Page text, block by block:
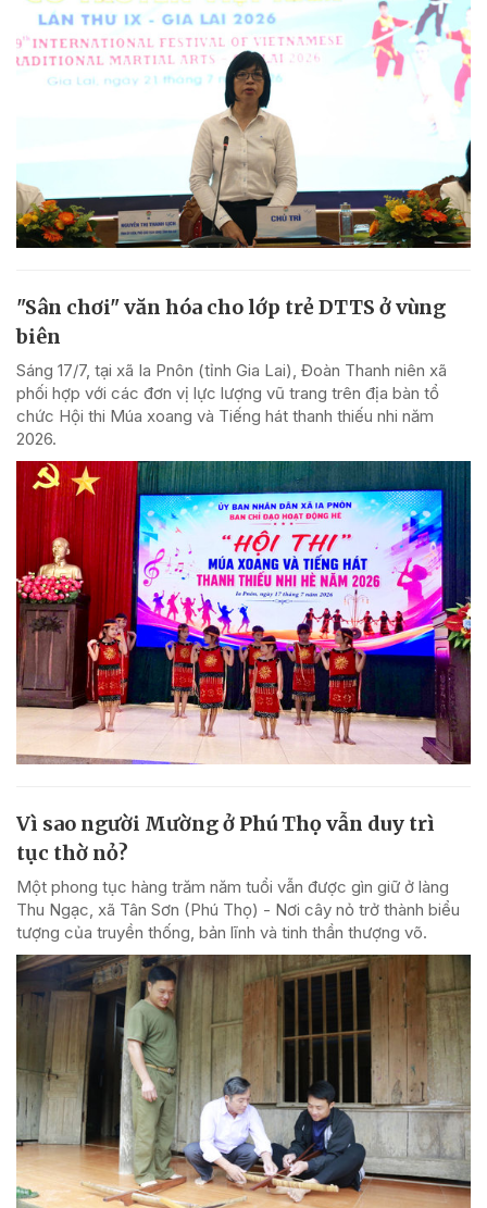
"Sân chơi" văn hóa cho lớp trẻ DTTS ở vùng
biên
Sáng 17/7, tại xã Ia Pnôn (tỉnh Gia Lai), Đoàn Thanh niên xã
phối hợp với các đơn vị lực lượng vũ trang trên địa bàn tổ
chức Hội thi Múa xoang và Tiếng hát thanh thiếu nhi năm
2026.
Vì sao người Mường ở Phú Thọ vẫn duy trì
tục thờ nỏ?
Một phong tục hàng trăm năm tuổi vẫn được gìn giữ ở làng
Thu Ngạc, xã Tân Sơn (Phú Thọ) - Nơi cây nỏ trở thành biểu
tượng của truyền thống, bản lĩnh và tinh thần thượng võ.